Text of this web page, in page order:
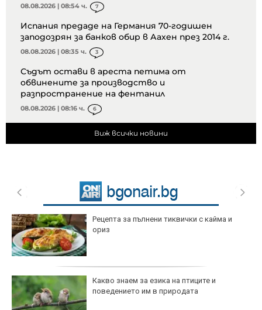
08.08.2026 | 08:54 ч. 7
Испания предаде на Германия 70-годишен
заподозрян за банков обир в Аахен през 2014 г.
08.08.2026 | 08:35 ч. 3
Съдът остави в ареста петима от
обвинените за производство и
разпространение на фентанил
08.08.2026 | 08:16 ч. 6
Виж всички новини
Рецепта за пълнени тиквички с кайма и
ориз
Какво знаем за езика на птиците и
поведението им в природата